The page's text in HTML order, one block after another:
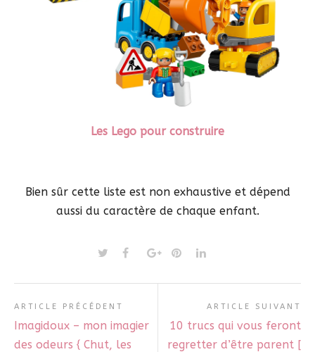
Les Lego pour construire
Bien sûr cette liste est non exhaustive et dépend
aussi du caractère de chaque enfant.
ARTICLE PRÉCÉDENT
Imagidoux – mon imagier
des odeurs { Chut, les
ARTICLE SUIVANT
10 trucs qui vous feront
regretter d’être parent [